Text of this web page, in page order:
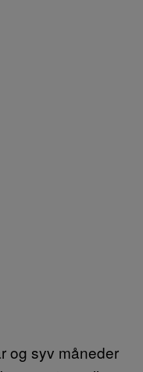
og syv måneder